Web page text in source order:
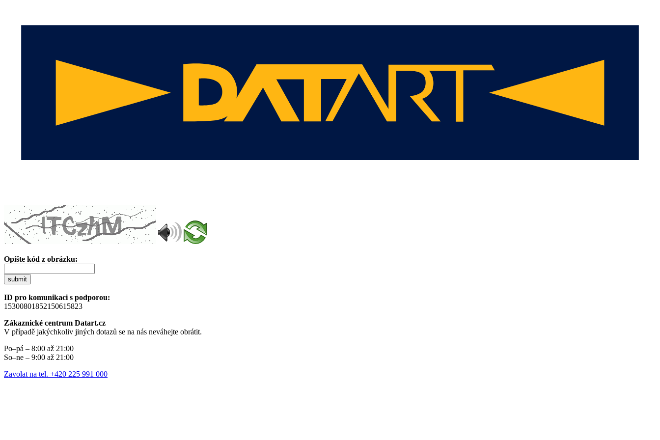
Opište kód z obrázku:
submit
ID pro komunikaci s podporou:
15300801852150615823
Zákaznické centrum Datart.cz
V případě jakýchkoliv jiných dotazů se na nás neváhejte obrátit.
Po–pá – 8:00 až 21:00
So–ne – 9:00 až 21:00
Zavolat na tel. +420 225 991 000